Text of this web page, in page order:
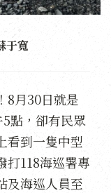
于寬
8月30日就是
點，卻有民眾
看到一隻中型
打118海巡署專
及海巡人員至